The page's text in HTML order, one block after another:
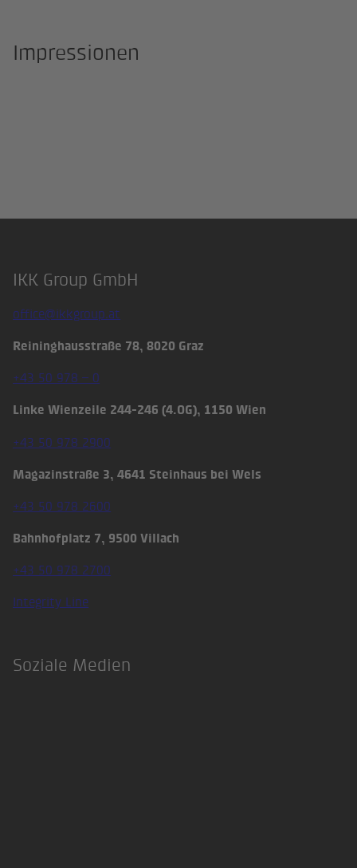
Impressionen
Footer
IKK Group GmbH
office@ikkgroup.at
Reininghausstraße 78, 8020 Graz
+43 50 978 – 0
Linke Wienzeile 244-246 (4.OG), 1150 Wien
+43 50 978 2900
Magazinstraße 3, 4641 Steinhaus bei Wels
+43 50 978 2600
Bahnhofplatz 7, 9500 Villach
+43 50 978 2700
Integrity Line
Soziale Medien